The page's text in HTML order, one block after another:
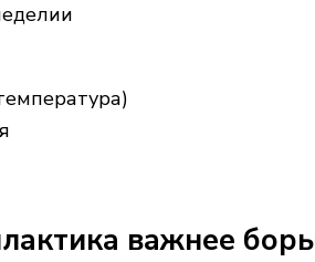
важнее